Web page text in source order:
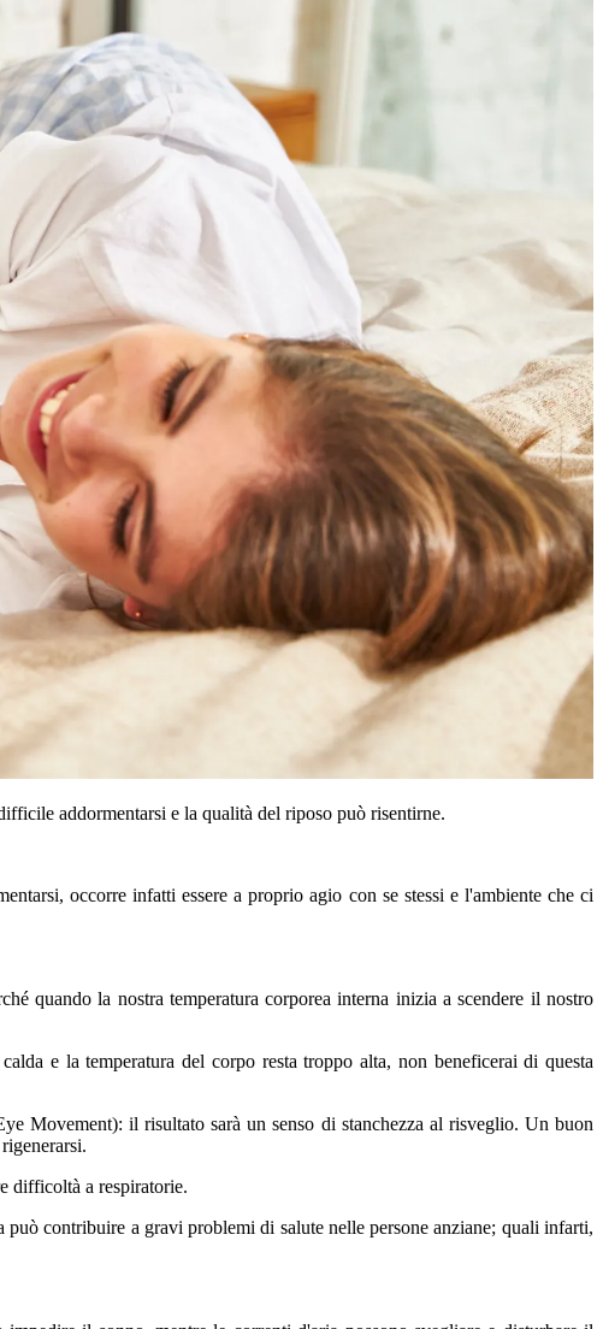
addormentarsi e la qualità del riposo può risentirne.
occorre infatti essere a proprio agio con se stessi e l'ambiente che ci
quando la nostra temperatura corporea interna inizia a scendere il nostro
e la temperatura del corpo resta troppo alta, non beneficerai di questa
Movement): il risultato sarà un senso di stanchezza al risveglio. Un buon
difficoltà a respiratorie.
contribuire a gravi problemi di salute nelle persone anziane; quali infarti,